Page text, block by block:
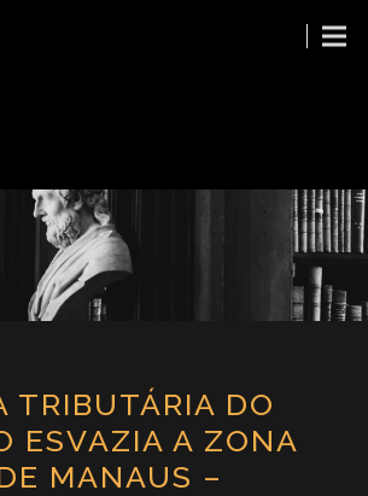
TRIBUTÁRIA DO
ESVAZIA A ZONA
MANAUS –